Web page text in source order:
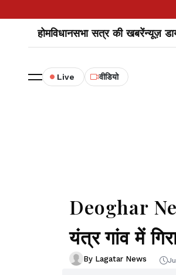
होमविधानसभा सत्र की खबरेंन्यूज़
Live वीडियो
Deoghar
यंत्र गांव में
By Lagatar News